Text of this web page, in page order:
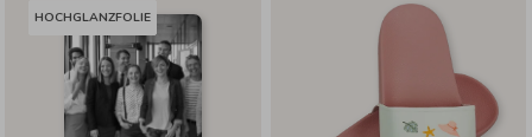
HOCHGLANZFOLIE